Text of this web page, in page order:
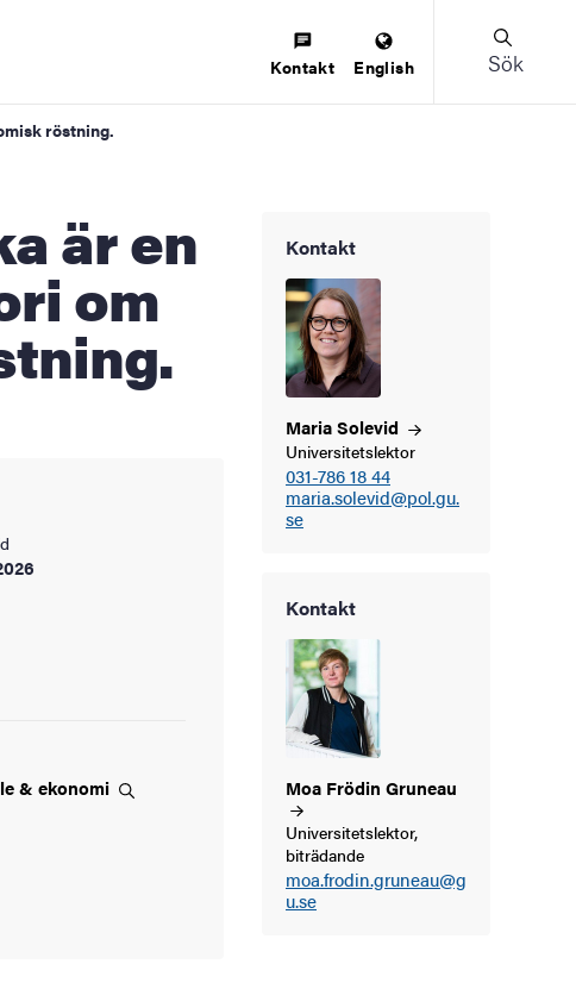
Kontakt English Sök
röstning.
om
& ekonomi
Kontakt
MariaSolevid
Universitetslektor
031-786 18 44
maria.solevid@pol.gu.
se
Kontakt
Moa Frödin Gruneau
Universitetslektor,
biträdande
moa.frodin.gruneau@g
u.se